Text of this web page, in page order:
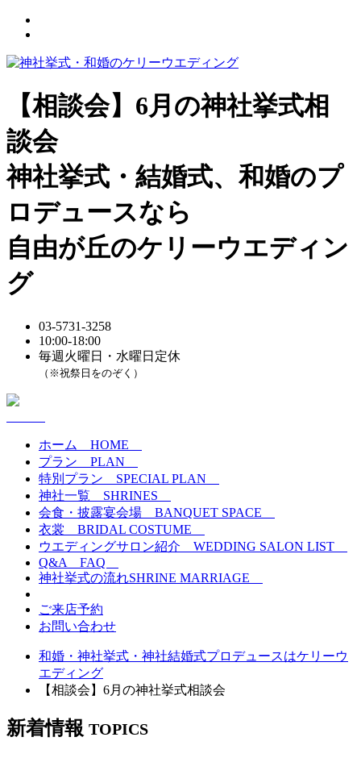
【相談会】6月の神社挙式相
談会
神社挙式・結婚式、和婚のプ
ロデュースなら
自由が丘のケリーウエディン
グ
03-5731-3258
10:00-18:00
毎週火曜日・水曜日定休
（※祝祭日をのぞく）
ホーム HOME
プラン PLAN
特別プラン SPECIAL PLAN
神社一覧 SHRINES
会食・披露宴会場 BANQUET SPACE
衣裳 BRIDAL COSTUME
ウエディングサロン紹介 WEDDING SALON LIST
Q&A FAQ
神社挙式の流れSHRINE MARRIAGE
ご来店予約
お問い合わせ
和婚・神社挙式・神社結婚式プロデュースはケリーウ
エディング
【相談会】6月の神社挙式相談会
新着情報 TOPICS